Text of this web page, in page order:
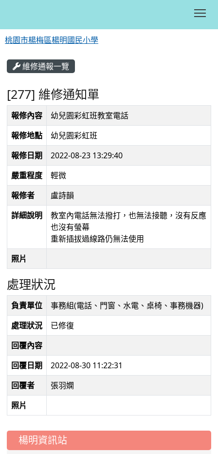
桃園市楊梅區楊明國民小學
維修通報一覽
[277] 維修通知單
報修內容
幼兒園彩虹班教室電話
報修地點
幼兒園彩虹班
報修日期
2022-08-23 13:29:40
嚴重程度
輕微
報修者
盧詩韻
詳細說明
教室內電話無法撥打，也無法接聽，沒有反應
也沒有螢幕
重新插拔過線路仍無法使用
照片
處理狀況
負責單位
事務組(電話、門窗、水電、桌椅、事務機器)
處理狀況
已修復
回覆內容
回覆日期
2022-08-30 11:22:31
回覆者
張羽嫻
照片
::: 楊明資訊站